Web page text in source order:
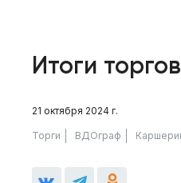
Итоги
21 октября 2024 г.
Торги ВДОграф